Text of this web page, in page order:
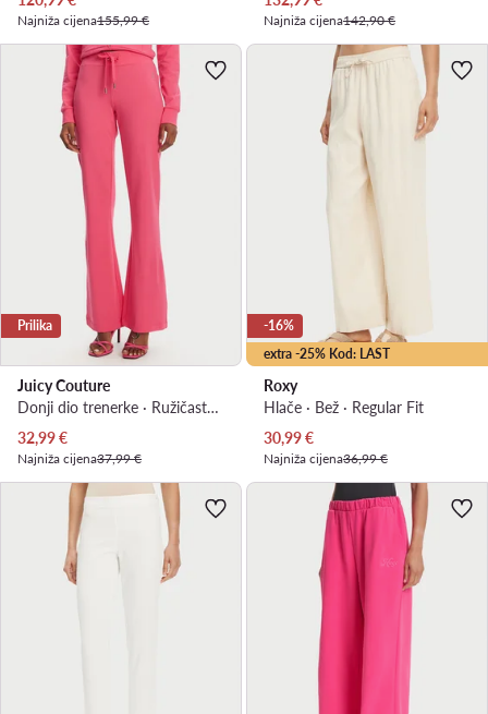
Najniža cijena155,99 € Najniža cijena142,90 €
Prilika
Juicy Couture
Donji dio trenerke · Ružičasta · Regular Fit
Trenutna cijena
32,99€
Najniža cijena37,99 €
extra -25% Kod: LAST
-16%
Roxy
Hlače · Bež · Regular Fit
Trenutna cijena
30,99€
Najniža cijena36,99 €